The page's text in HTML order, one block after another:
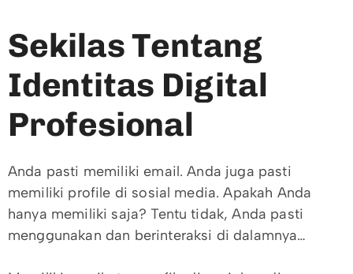
Sekilas Tentang
Identitas Digital
Profesional
Anda pasti memiliki email. Anda juga pasti
memiliki profile di sosial media. Apakah Anda
hanya memiliki saja? Tentu tidak, Anda pasti
menggunakan dan berinteraksi di dalamnya…